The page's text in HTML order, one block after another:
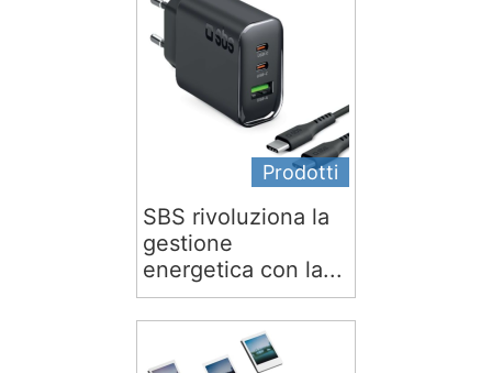
Prodotti
SBS rivoluziona la
gestione
energetica con la...